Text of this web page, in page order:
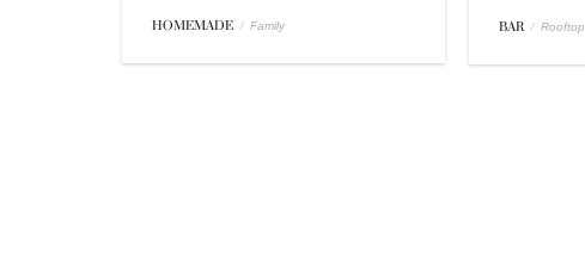
HOMEMADE / Family BAR / Rooftop